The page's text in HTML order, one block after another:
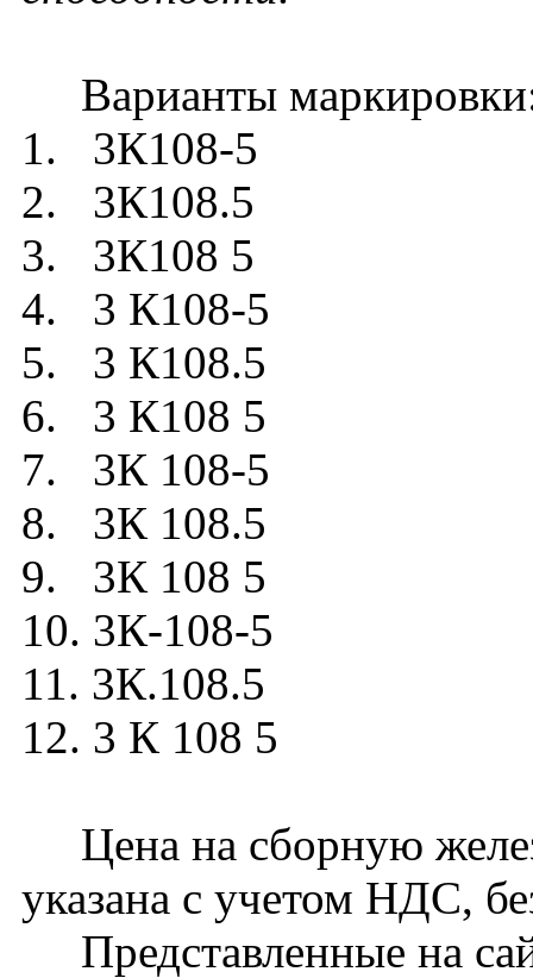
Варианты
1. 3К108-5
2. 3К108.5
3. 3К108 5
4. 3 К108-5
5. 3 К108.5
6. 3 К108 5
7. 3К 108-5
8. 3К 108.5
9. 3К 108 5
10. 3К-108-5
11. 3К.108.5
12. 3 К 108 5
Цена на сборную
указана с учетом НДС,
Представленные на